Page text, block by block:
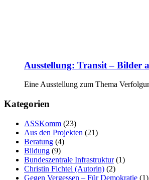
Ausstellung: Transit – Bilder
Eine Ausstellung zum Thema
Kategorien
ASSKomm (23)
Aus den Projekten (21)
Beratung (4)
Bildung (9)
Bundeszentrale Infrastruktur(1)
Christin Fichtel (Autorin) (2)
Gegen Vergessen – Für Demokratie (1)